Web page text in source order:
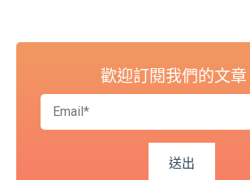
歡迎訂閱我們的文章